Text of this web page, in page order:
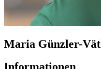
Maria Günzler-